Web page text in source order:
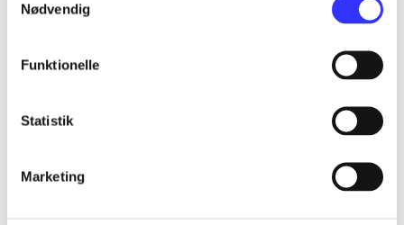
Nødvendig
Funktionelle
Statistik
Marketing